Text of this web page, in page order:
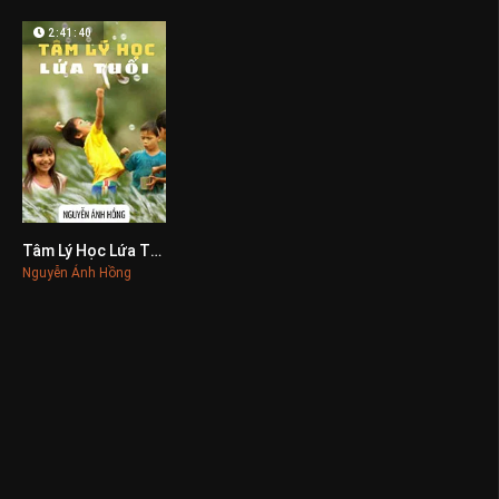
0
2:41:40
Tâm Lý Học Lứa Tuổi
Nguyễn Ánh Hồng